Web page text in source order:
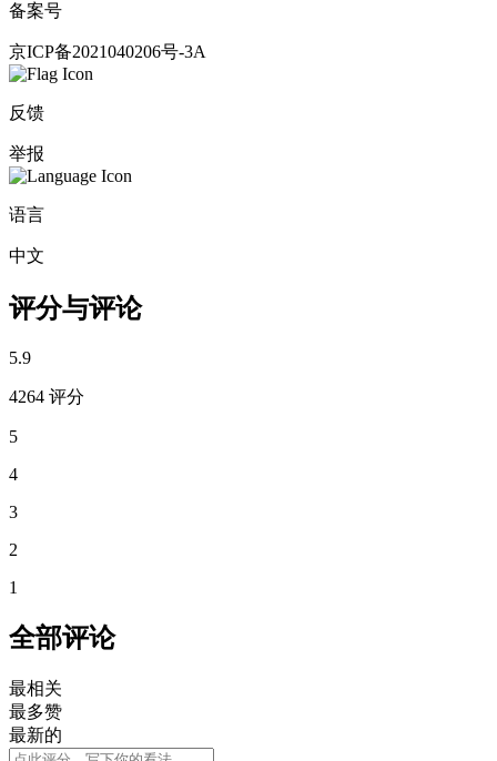
备案号
京ICP备2021040206号-3A
反馈
举报
语言
中文
评分与评论
5.9
4264 评分
5
4
3
2
1
全部评论
最相关
最多赞
最新的